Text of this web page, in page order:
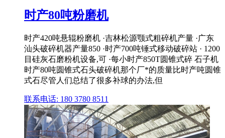
时产80吨粉磨机
时产420吨悬辊粉磨机 ·吉林松源颚式粗碎机产量 ·广东
汕头破碎机器产量850 ·时产700吨锤式移动破碎站 · 1200
目硅灰石磨粉机设备,可 ·每小时产850T圆锥式碎 石子机
时产80吨圆锥式石头破碎机那个厂*的质量比时产吨圆锥
式石尽管人们总结了很多补球的办法,但
联系电话: 180 3780 8511